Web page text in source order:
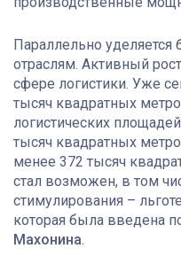
Параллельно
отраслям. Активный
сфере логистики. Уже
тысяч квадратных
логистических
тысяч квадратных
менее 372 тысяч
стал возможен, в том
стимулирования –
которая была введена
Махонина.